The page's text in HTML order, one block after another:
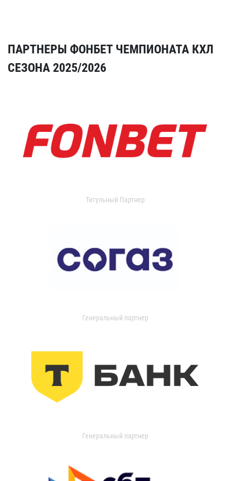
ПАРТНЕРЫ ФОНБЕТ ЧЕМПИОНАТА КХЛ
СЕЗОНА 2025/2026
Титульный Партнер
Генеральный партнер
Генеральный партнер